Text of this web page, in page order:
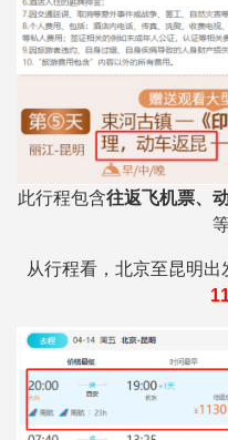
此行程包含往返飞机票、
从行程看，北京至昆明